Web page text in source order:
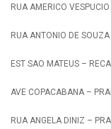
RUA AMERICO
RUA ANTONIO DE
EST SAO MATEUS –
AVE COPACABANA –
RUA ANGELA DINIZ –